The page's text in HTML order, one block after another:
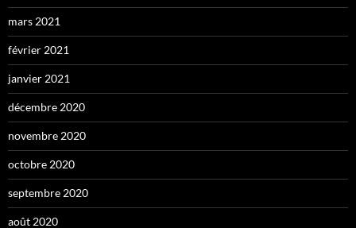
mars 2021
février 2021
janvier 2021
décembre 2020
novembre 2020
octobre 2020
septembre 2020
août 2020